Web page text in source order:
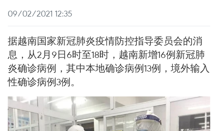
09/02/2021 12:35
据越南国家新冠肺炎疫情防控指导委员会的消
息，从2月9日6时至18时，越南新增16例新冠肺
炎确诊病例，其中本地确诊病例13例，境外输入
性确诊病例3例。